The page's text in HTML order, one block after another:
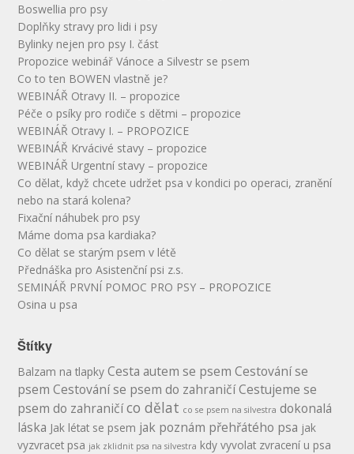
Boswellia pro psy
Doplňky stravy pro lidi i psy
Bylinky nejen pro psy I. část
Propozice webinář Vánoce a Silvestr se psem
Co to ten BOWEN vlastně je?
WEBINÁŘ Otravy II. – propozice
Péče o psíky pro rodiče s dětmi – propozice
WEBINÁŘ Otravy I. – PROPOZICE
WEBINÁŘ Krvácivé stavy – propozice
WEBINÁŘ Urgentní stavy – propozice
Co dělat, když chcete udržet psa v kondici po operaci, zranění
nebo na stará kolena?
Fixační náhubek pro psy
Máme doma psa kardiaka?
Co dělat se starým psem v létě
Přednáška pro Asistenční psi z.s.
SEMINÁŘ PRVNÍ POMOC PRO PSY – PROPOZICE
Osina u psa
Štítky
Balzam na tlapky Cesta autem se psem Cestování se
psem Cestování se psem do zahraničíCestujeme se
psem do zahraničíco dělat co se psem na silvestra dokonalá
láska Jak létat se psem jak poznám přehřátého psa jak
vyzvracet psa jak zklidnit psa na silvestra kdy vyvolat zvracení u psa